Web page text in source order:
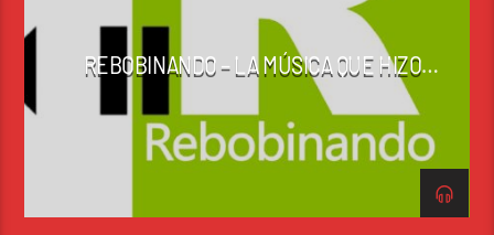
REBOBINANDO – LA MÚSICA QUE HIZO